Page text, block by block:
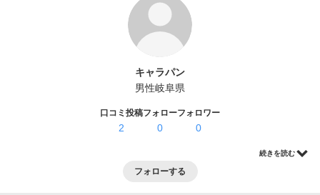
キャラパン
男性岐阜県
口コミ投稿
2
フォロー
0
フォロワー
0
続きを読む
フォローする